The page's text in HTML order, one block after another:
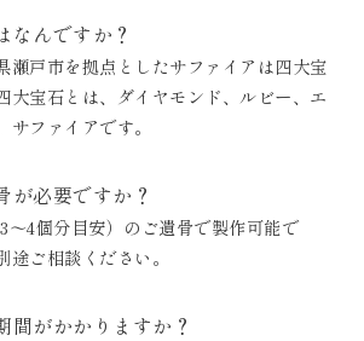
なんですか？
瀬戸市を拠点としたサファイアは四大宝
大宝石とは、ダイヤモンド、ルビー、エ
ファイアです。
が必要ですか？
〜4個分目安）のご遺骨で製作可能で
ご相談ください。
間がかかりますか？